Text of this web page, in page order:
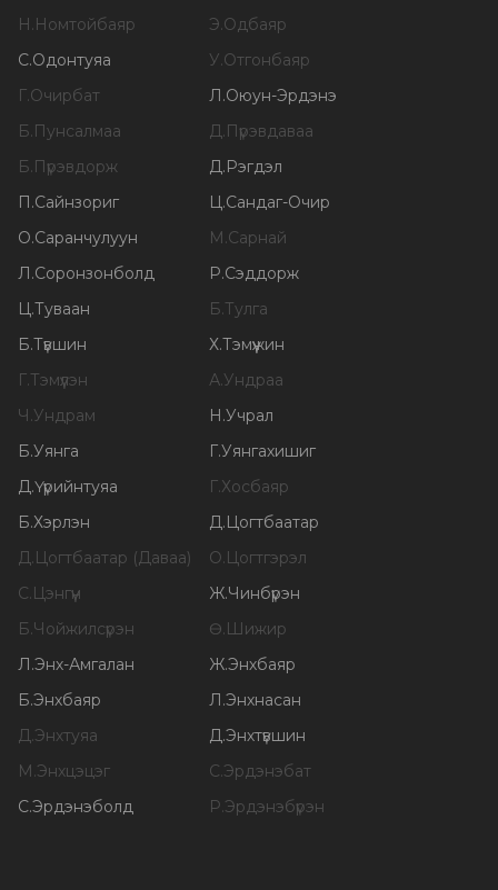
Н.Номтойбаяр Э.Одбаяр
С.Одонтуяа У.Отгонбаяр
Г.Очирбат Л.Оюун-Эрдэнэ
Б.Пунсалмаа Д.Пүрэвдаваа
Б.Пүрэвдорж Д.Рэгдэл
П.Сайнзориг Ц.Сандаг-Очир
О.Саранчулуун М.Сарнай
Л.Соронзонболд Р.Сэддорж
Ц.Туваан Б.Тулга
Б.Түвшин Х.Тэмүүжин
Г.Тэмүүлэн А.Ундраа
Ч.Ундрам Н.Учрал
Б.Уянга Г.Уянгахишиг
Д.Үүрийнтуяа Г.Хосбаяр
Б.Хэрлэн Д.Цогтбаатар
Д.Цогтбаатар (Даваа) О.Цогтгэрэл
С.Цэнгүүн Ж.Чинбүрэн
Б.Чойжилсүрэн Ө.Шижир
Л.Энх-Амгалан Ж.Энхбаяр
Б.Энхбаяр Л.Энхнасан
Д.Энхтуяа Д.Энхтүвшин
М.Энхцэцэг С.Эрдэнэбат
С.Эрдэнэболд Р.Эрдэнэбүрэн